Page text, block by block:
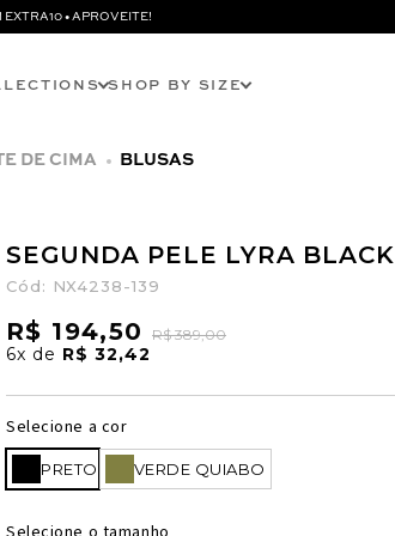
• APROVEITE!
SHOP BY SIZE
DE CIMA BLUSAS
SEGUNDA PELE LYRA BLACK
Cód: NX4238-139
R$ 194,50 R$ 389,00
6x de R$ 32,42
Selecione a cor
PRETO VERDE QUIABO